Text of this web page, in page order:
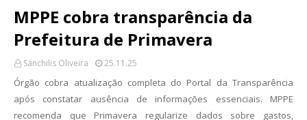
MPPE cobra transparência da
Prefeitura de Primavera
Sanchilis Oliveira 25.11.25
Órgão cobra atualização completa do Portal da Transparência
após constatar ausência de informações essenciais. MPPE
recomenda que Primavera regularize dados sobre gastos,